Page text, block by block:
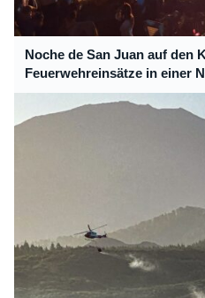
Noche de San Juan auf den
Feuerwehreinsätze in einer